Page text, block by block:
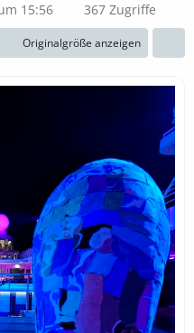
15:56 367 Zugriffe
Originalgröße anzeigen